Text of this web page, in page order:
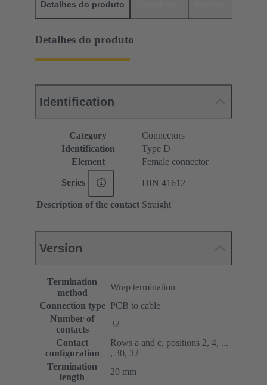
Detalhes do produto
Detalhes do produto
Identification
Category
Connectors
Identification
Type D
Element
Female connector
Series DIN 41612
Description of the contact Straight
Version
Termination
method
Wrap termination
Connection type PCB to cable
Number of
contacts
32
Contact
configuration
Rows a and c, positions 2, 4, ...
, 30, 32
Termination
length
20 mm